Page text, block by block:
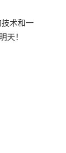
术和一
天！